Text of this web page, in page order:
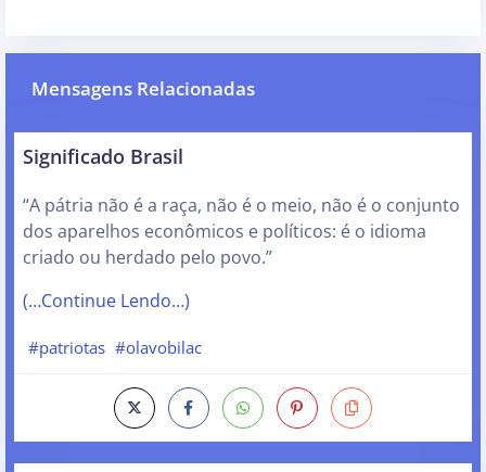
Mensagens Relacionadas
Significado Brasil
“A pátria não é a raça, não é o meio, não é o conjunto
dos aparelhos econômicos e políticos: é o idioma
criado ou herdado pelo povo.”
(…Continue Lendo…)
#patriotas #olavobilac